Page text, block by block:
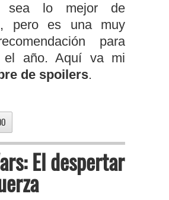
sea lo mejor de
pero es una muy
para
el año. Aquí va mi
de spoilers.
El despertar